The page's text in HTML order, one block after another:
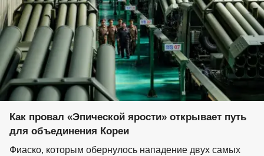
Как провал «Эпической ярости» открывает путь
для объединения Кореи
Фиаско, которым обернулось нападение двух самых